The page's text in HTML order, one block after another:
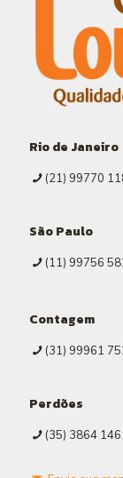
Rio de Janeiro
(21) 99770
São Paulo
(11) 99756
Contagem
(31) 99961
Perdões
(35) 3864